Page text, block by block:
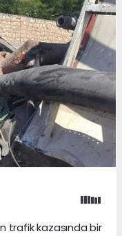
trafik kazasında bir